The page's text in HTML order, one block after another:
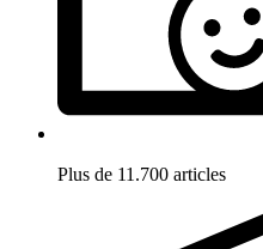
Plus de 11.700 articles